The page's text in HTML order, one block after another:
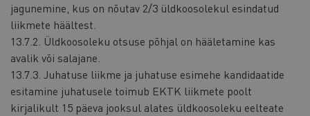
jagunemine, kus on nõutav 2/3 üldkoosolekul esindatud
liikmete häältest.
13.7.2. Üldkoosoleku otsuse põhjal on hääletamine kas
avalik või salajane.
13.7.3. Juhatuse liikme ja juhatuse esimehe kandidaatide
esitamine juhatusele toimub EKTK liikmete poolt
kirjalikult 15 päeva jooksul alates üldkoosoleku eelteate